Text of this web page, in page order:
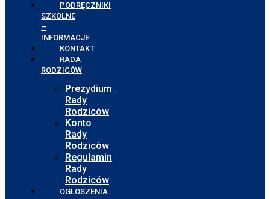
PODRĘCZNIKI
SZKOLNE
–
INFORMACJE
KONTAKT
RADA
RODZICÓW
Prezydium
Rady
Rodziców
Konto
Rady
Rodziców
Regulamin
Rady
Rodziców
OGŁOSZENIA